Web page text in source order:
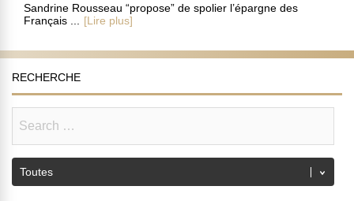
Sandrine Rousseau “propose” de spolier l’épargne des
Français ...
[Lire plus]
RECHERCHE